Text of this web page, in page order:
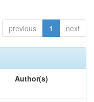
previous 1 next
Author(s)